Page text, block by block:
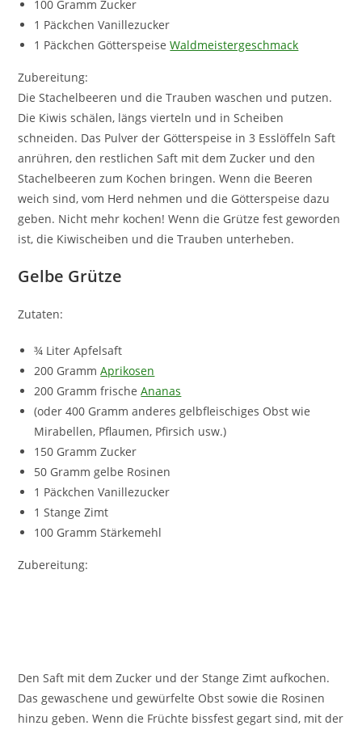
100 Gramm Zucker
1 Päckchen Vanillezucker
1 Päckchen GötterspeiseWaldmeistergeschmack
Zubereitung:
Die Stachelbeeren und die Trauben waschen und putzen.
Die Kiwis schälen, längs vierteln und in Scheiben
schneiden. Das Pulver der Götterspeise in 3 Esslöffeln Saft
anrühren, den restlichen Saft mit dem Zucker und den
Stachelbeeren zum Kochen bringen. Wenn die Beeren
weich sind, vom Herd nehmen und die Götterspeise dazu
geben. Nicht mehr kochen! Wenn die Grütze fest geworden
ist, die Kiwischeiben und die Trauben unterheben.
Gelbe Grütze
Zutaten:
¾ Liter Apfelsaft
200 GrammAprikosen
200 Gramm frischeAnanas
(oder 400 Gramm anderes gelbfleischiges Obst wie
Mirabellen, Pflaumen, Pfirsich usw.)
150 Gramm Zucker
50 Gramm gelbe Rosinen
1 Päckchen Vanillezucker
1 Stange Zimt
100 Gramm Stärkemehl
Zubereitung:
Den Saft mit dem Zucker und der Stange Zimt aufkochen.
Das gewaschene und gewürfelte Obst sowie die Rosinen
hinzu geben. Wenn die Früchte bissfest gegart sind, mit der